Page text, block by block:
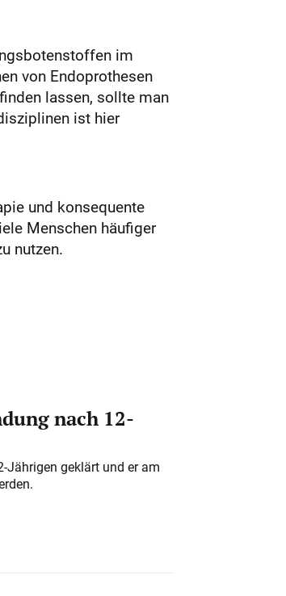
im
von Endoprothesen
lassen, sollte man
ist hier
und konsequente
Menschen häufiger
nutzen.
nach 12-
Jährigen geklärt und er am